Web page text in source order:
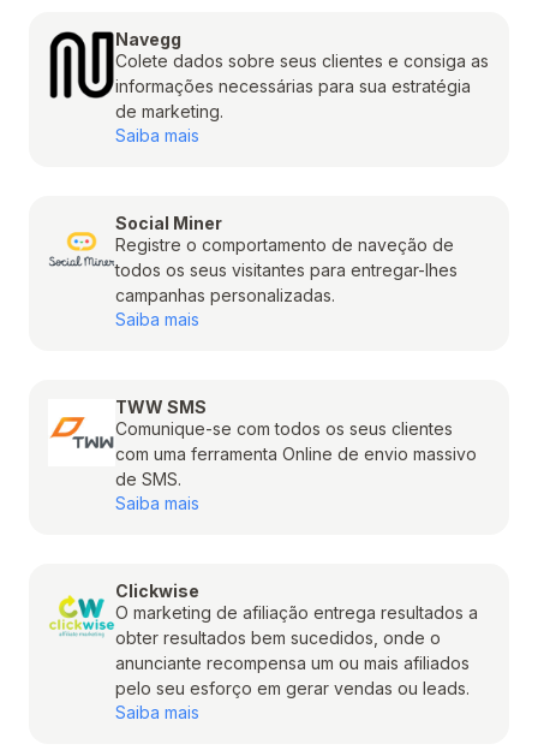
Navegg
Colete dados sobre seus clientes e consiga as
informações necessárias para sua estratégia
de marketing.
Saiba mais
Social Miner
Registre o comportamento de naveção de
todos os seus visitantes para entregar-lhes
campanhas personalizadas.
Saiba mais
TWW SMS
Comunique-se com todos os seus clientes
com uma ferramenta Online de envio massivo
de SMS.
Saiba mais
Clickwise
O marketing de afiliação entrega resultados a
obter resultados bem sucedidos, onde o
anunciante recompensa um ou mais afiliados
pelo seu esforço em gerar vendas ou leads.
Saiba mais